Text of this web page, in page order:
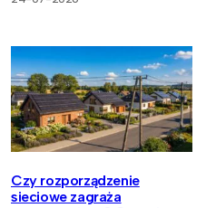
Czy rozporządzenie
sieciowe zagraża